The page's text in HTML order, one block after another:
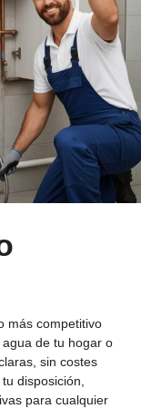
más competitivo
de tu hogar o
sin costes
disposición,
para cualquier